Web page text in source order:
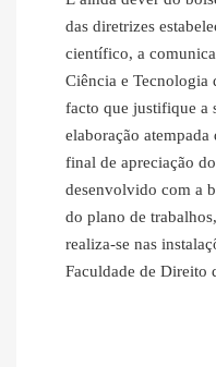
das diretrizes
científico, a
Ciência e Tecnologia
facto que justifique a
elaboração
final de apreciação
desenvolvido com a
do plano de
realiza-se nas
Faculdade de Direito